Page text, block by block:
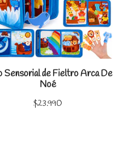
Sensorial de Fieltro Arca De
Noé
$23.990